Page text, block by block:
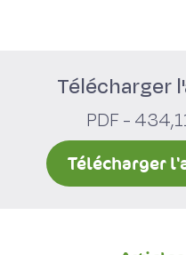
Télécharger
PDF -
Télécharger